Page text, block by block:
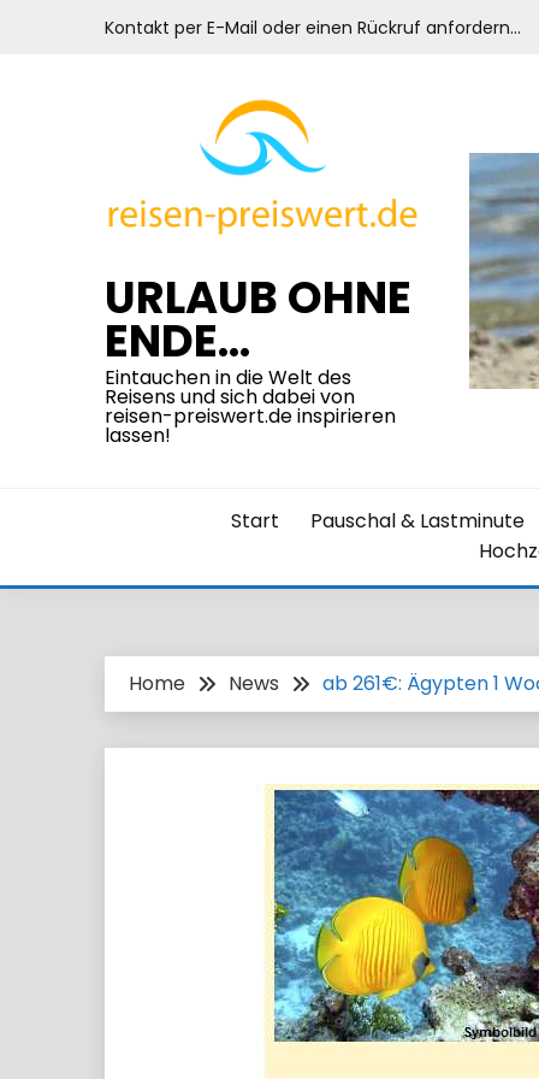
Kontakt per E-Mail oder einen Rückruf anfordern…
URLAUB OHNE
ENDE…
Eintauchen in die Welt des
Reisens und sich dabei von
reisen-preiswert.de inspirieren
lassen!
Start
Pauschal & Lastminute
Home News ab 261€: Ägypten 1